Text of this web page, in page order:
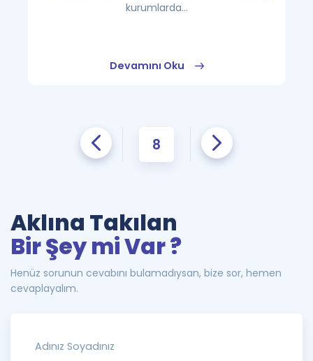
kurumlarda...
Devamını Oku
8
Aklına Takılan
Bir Şey mi Var ?
Henüz sorunun cevabını bulamadıysan, bize sor, hemen
cevaplayalım.